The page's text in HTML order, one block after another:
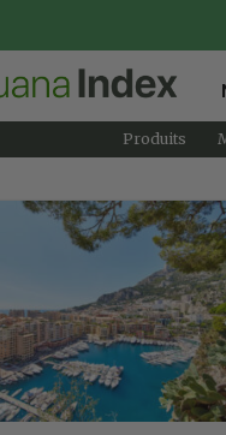
Produits